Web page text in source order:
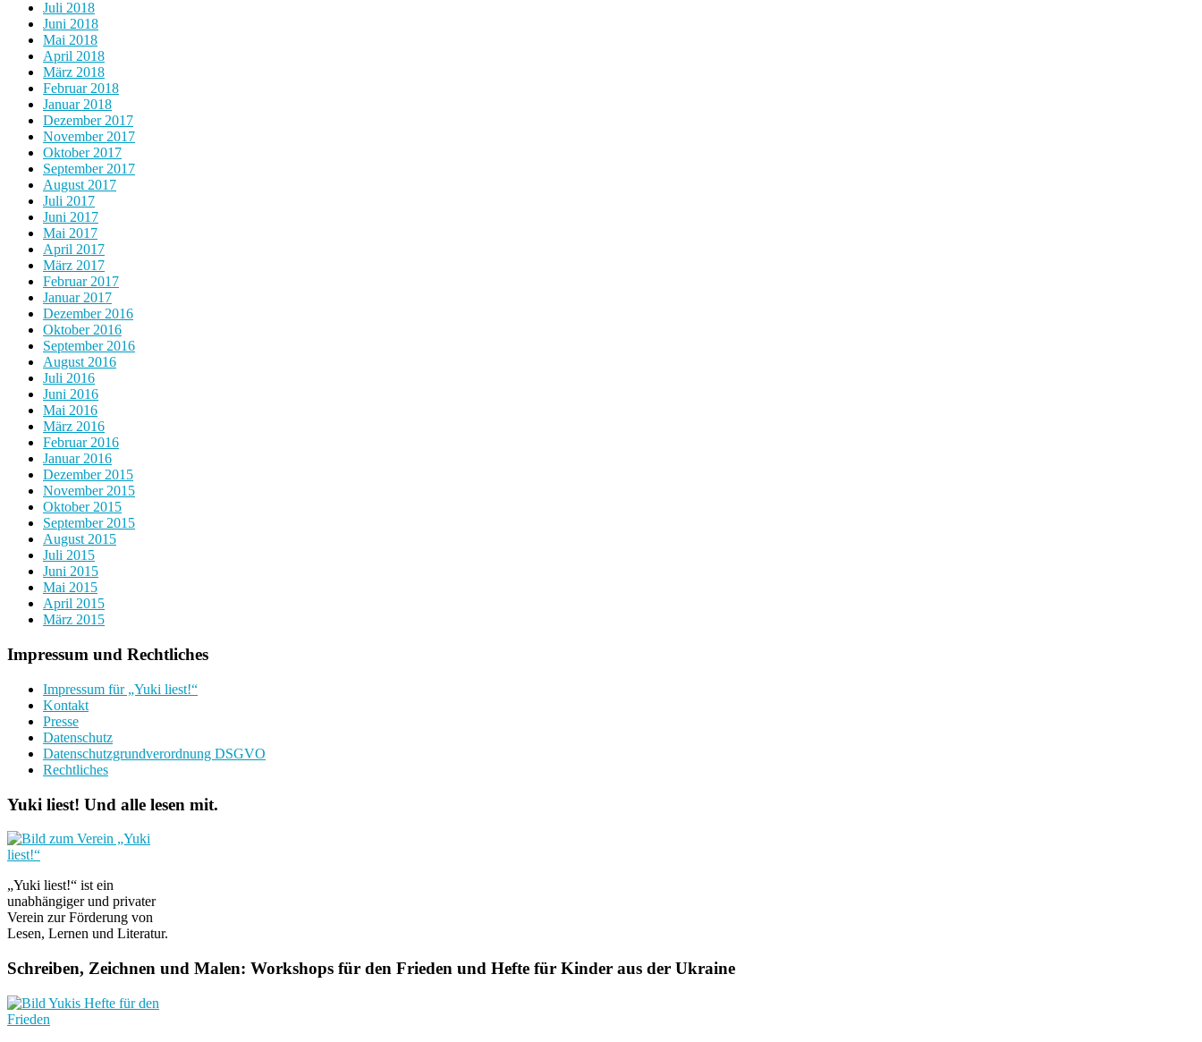
Juli 2018
Juni 2018
Mai 2018
April 2018
März 2018
Februar 2018
Januar 2018
Dezember 2017
November 2017
Oktober 2017
September 2017
August 2017
Juli 2017
Juni 2017
Mai 2017
April 2017
März 2017
Februar 2017
Januar 2017
Dezember 2016
Oktober 2016
September 2016
August 2016
Juli 2016
Juni 2016
Mai 2016
März 2016
Februar 2016
Januar 2016
Dezember 2015
November 2015
Oktober 2015
September 2015
August 2015
Juli 2015
Juni 2015
Mai 2015
April 2015
März 2015
Impressum und Rechtliches
Impressum für „Yuki liest!“
Kontakt
Presse
Datenschutz
Datenschutzgrundverordnung DSGVO
Rechtliches
Yuki liest! Und alle lesen mit.
„Yuki liest!“ ist ein
unabhängiger und privater
Verein zur Förderung von
Lesen, Lernen und Literatur.
Schreiben, Zeichnen und Malen: Workshops für den Frieden und Hefte für Kinder aus der Ukraine